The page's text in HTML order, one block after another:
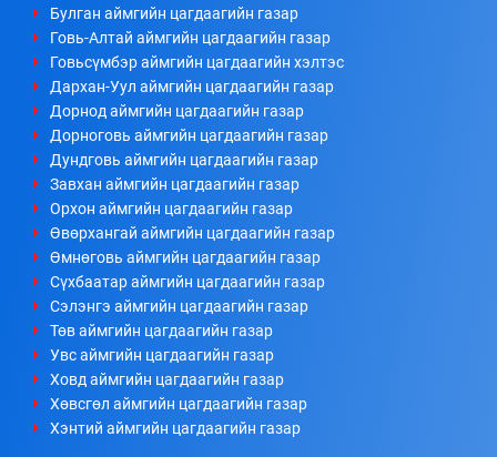
Булган аймгийн цагдаагийн газар
Говь-Алтай аймгийн цагдаагийн газар
Говьсүмбэр аймгийн цагдаагийн хэлтэс
Дархан-Уул аймгийн цагдаагийн газар
Дорнод аймгийн цагдаагийн газар
Дорноговь аймгийн цагдаагийн газар
Дундговь аймгийн цагдаагийн газар
Завхан аймгийн цагдаагийн газар
Орхон аймгийн цагдаагийн газар
Өвөрхангай аймгийн цагдаагийн газар
Өмнөговь аймгийн цагдаагийн газар
Сүхбаатар аймгийн цагдаагийн газар
Сэлэнгэ аймгийн цагдаагийн газар
Төв аймгийн цагдаагийн газар
Увс аймгийн цагдаагийн газар
Ховд аймгийн цагдаагийн газар
Хөвсгөл аймгийн цагдаагийн газар
Хэнтий аймгийн цагдаагийн газар